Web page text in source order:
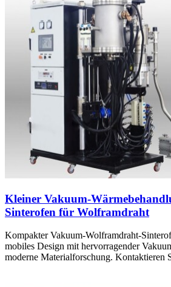
Kleiner Vakuum-
Sinterofen für Wolframdraht
Kompakter Vakuum-Wolframdraht-
mobiles Design mit hervorragender
moderne Materialforschung. Kontaktieren